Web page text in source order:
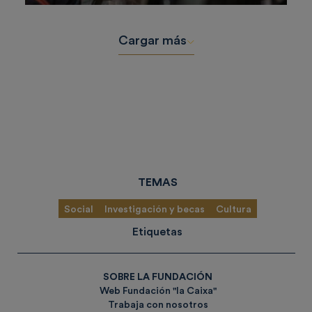
Cargar más
TEMAS
Social Investigación y becas Cultura
Etiquetas
SOBRE LA FUNDACIÓN
Web Fundación "la Caixa"
Trabaja con nosotros